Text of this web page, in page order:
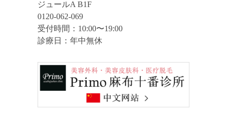
ジュールA B1F
0120-062-069
受付時間：10:00〜19:00
診療日：年中無休